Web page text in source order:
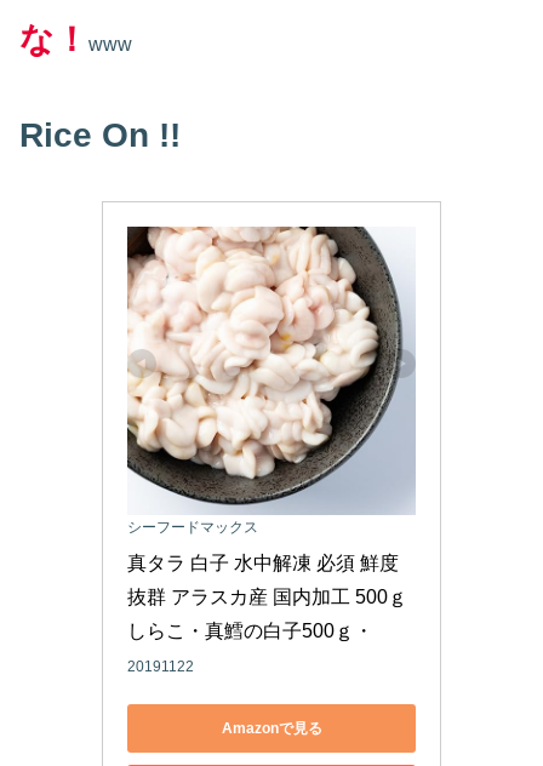
な！
www
Rice On !!
シーフードマックス
真タラ 白子 水中解凍 必須 鮮度
抜群 アラスカ産 国内加工 500ｇ
しらこ・真鱈の白子500ｇ・
20191122
Amazonで見る